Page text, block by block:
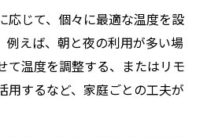
応じて、個々に最適な温度を設
例えば、朝と夜の利用が多い場
て温度を調整する、またはリモ
用するなど、家庭ごとの工夫が